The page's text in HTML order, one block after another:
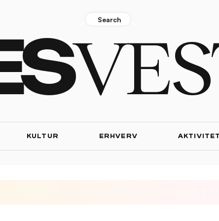
Search
KULTUR ERHVERV
sluttede i Rødovre